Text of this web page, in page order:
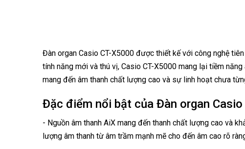
Đàn organ Casio CT-X5000 được thiết kế với công nghệ
tính năng mới và thú vị, Casio CT-X5000 mang lại tiềm
mang đến âm thanh chất lượng cao và sự linh hoạt chưa
Đặc điểm nổi bật của Đàn organ Casio
- Nguồn âm thanh AiX mang đến thanh chất lượng cao và
lượng âm thanh từ âm trầm mạnh mẽ cho đến âm cao rõ